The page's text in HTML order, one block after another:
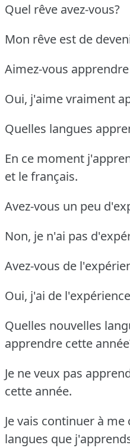
Quel rêve avez-vous?
Mon rêve est de
Aimez-vous
Oui, j'aime vraiment
Quelles langues
En ce moment
et le français.
Avez-vous un peu
Non, je n'ai pas
Avez-vous de
Oui, j'ai de
Quelles nouvelles
apprendre cette
Je ne veux pas
cette année.
Je vais continuer à
langues que